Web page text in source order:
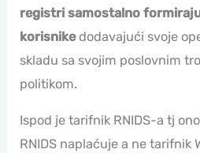
registri samostalno
korisnikedodavajući svoje
skladu sa svojim poslovnim
politikom.
Ispod je tarifnik RNIDS-a tj
RNIDS naplaćuje a ne tarifnik